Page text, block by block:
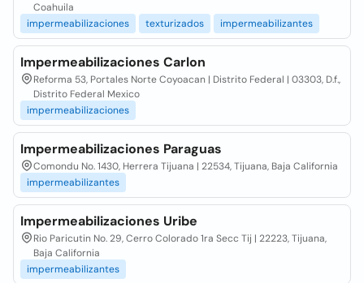
Coahuila
impermeabilizaciones
texturizados impermeabilizantes
Impermeabilizaciones Carlon
Reforma 53, Portales Norte Coyoacan | Distrito Federal | 03303, D.f.,
Distrito Federal Mexico
impermeabilizaciones
Impermeabilizaciones Paraguas
Comondu No. 1430, Herrera Tijuana | 22534, Tijuana, Baja California
impermeabilizantes
Impermeabilizaciones Uribe
Rio Paricutin No. 29, Cerro Colorado 1ra Secc Tij | 22223, Tijuana,
Baja California
impermeabilizantes